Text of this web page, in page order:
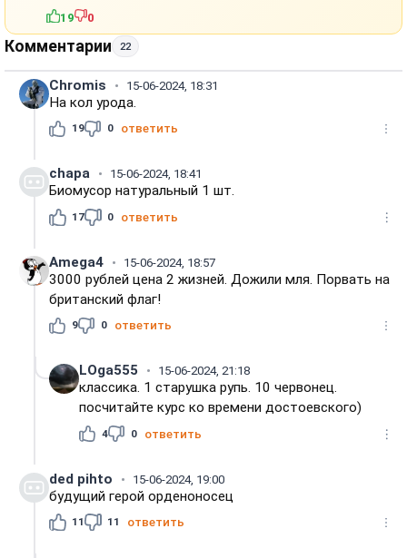
19 0
Комментарии 22
Chromis 15-06-2024, 18:31
На кол урода.
19 0 ответить
chapa 15-06-2024, 18:41
Биомусор натуральный 1 шт.
17 0 ответить
Amega4 15-06-2024, 18:57
3000 рублей цена 2 жизней. Дожили мля. Порвать на
британский флаг!
9 0 ответить
LOga555 15-06-2024, 21:18
классика. 1 старушка рупь. 10 червонец.
посчитайте курс ко времени достоевского)
4 0 ответить
ded pihto 15-06-2024, 19:00
будущий герой орденоносец
11 11 ответить